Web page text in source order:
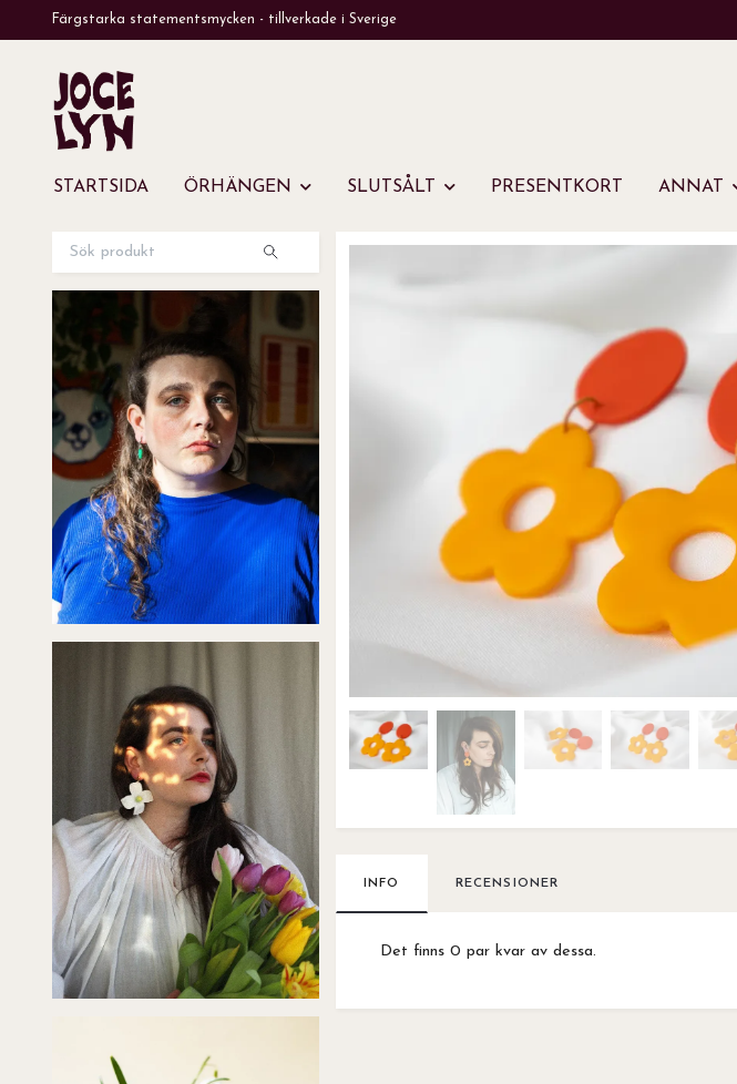
Färgstarka statementsmycken - tillverkade i Sverige
STARTSIDA ÖRHÄNGEN SLUTSÅLT PRESENTKORT ANNAT
INFO RECENSIONER
Det finns 0 par kvar av dessa.